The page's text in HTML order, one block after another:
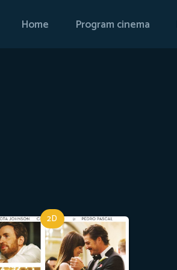
Home Program cinema
2D